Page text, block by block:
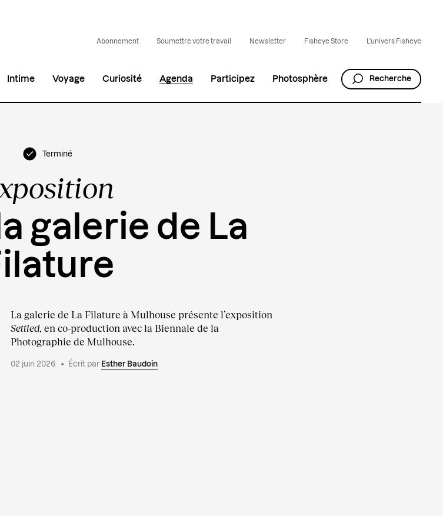
Abonnement Soumettre votre travail Newsletter Fisheye Store L'univers Fisheye
Intime Voyage Curiosité Agenda Participez Photosphère Recherche
Terminé
galerie de La
La galerie de La Filature à Mulhouse présente l’exposition
Settled, en co-production avec la Biennale de la
Photographie de Mulhouse.
02 juin 2026 • Écrit par Esther Baudoin